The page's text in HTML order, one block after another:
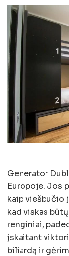
Generator
Europoje. Jos
kaip viešbučio
kad viskas
renginiai,
įskaitant
biliardą ir